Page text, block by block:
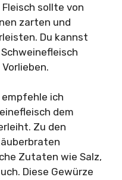
Fleisch sollte von
zarten und
Du kannst
ich
dem
Zu den
Zutaten wie Salz,
Diese Gewürze